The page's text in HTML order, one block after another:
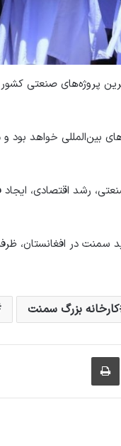
تُن سمنت، یکی از بزرگ‌ترین
بین‌المللی خواهد بود و
رشد اقتصادی،
کارخانه بزرگ سمنت
از طریق ایمیل چاپ